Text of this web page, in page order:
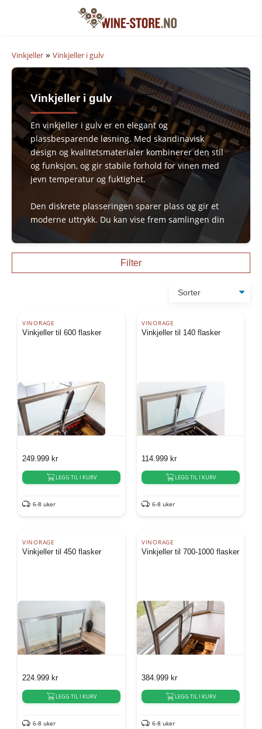
Vinkjeller » Vinkjeller i gulv
Vinkjeller i gulv
En vinkjeller i gulv er en elegant og
plassbesparende løsning. Med skandinavisk
design og kvalitetsmaterialer kombinerer den stil
og funksjon, og gir stabile forhold for vinen med
jevn temperatur og fuktighet.
Den diskrete plasseringen sparer plass og gir et
moderne uttrykk. Du kan vise frem samlingen din
gjennom en elegant glassdør – en praktisk og
luksuriøs detalj i rommet.
Filter
VINORAGE
Vinkjeller til 600 flasker
249.999 kr
LEGG TIL I KURV
6-8 uker
VINORAGE
Vinkjeller til 140 flasker
114.999 kr
LEGG TIL I KURV
6-8 uker
VINORAGE
Vinkjeller til 450 flasker
224.999 kr
LEGG TIL I KURV
6-8 uker
VINORAGE
Vinkjeller til 700-1000 flasker
384.999 kr
LEGG TIL I KURV
6-8 uker